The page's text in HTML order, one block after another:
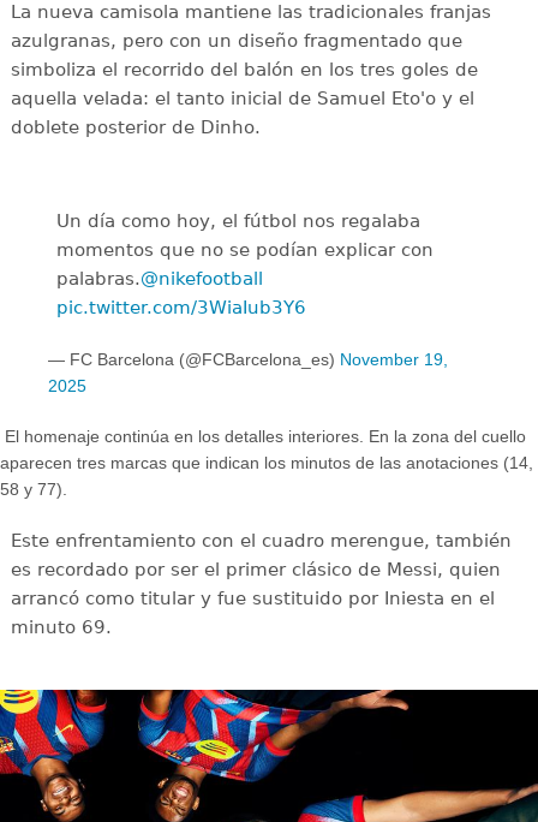
La nueva camisola mantiene las tradicionales franjas
azulgranas, pero con un diseño fragmentado que
simboliza el recorrido del balón en los tres goles de
aquella velada: el tanto inicial de Samuel Eto'o y el
doblete posterior de Dinho.
Un día como hoy, el fútbol nos regalaba
momentos que no se podían explicar con
palabras.@nikefootball
pic.twitter.com/3WiaIub3Y6
— FC Barcelona (@FCBarcelona_es) November 19,
2025
El homenaje continúa en los detalles interiores. En la zona del cuello
aparecen tres marcas que indican los minutos de las anotaciones (14,
58 y 77).
Este enfrentamiento con el cuadro merengue, también
es recordado por ser el primer clásico de Messi, quien
arrancó como titular y fue sustituido por Iniesta en el
minuto 69.